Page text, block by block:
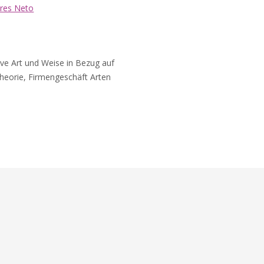
Neto
Art und Weise in Bezug auf
Firmengeschäft Arten